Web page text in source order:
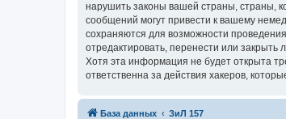
нарушить законы вашей страны, страны,
сообщений могут привести к вашему
сохраняются для возможности
отредактировать, перенести или
Хотя эта информация не будет открыта
ответственна за действия хакеров,
База данных ЗиЛ 157